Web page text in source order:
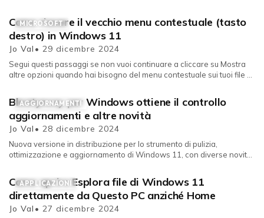
MICROSOFT
Come riavere il vecchio menu contestuale (tasto
destro) in Windows 11
Jo Val• 29 dicembre 2024
Segui questi passaggi se non vuoi continuare a cliccare su Mostra
altre opzioni quando hai bisogno del menu contestuale sui tuoi file di
AGGIORNAMENTI
Bloatynosy per Windows ottiene il controllo
aggiornamenti e altre novità
Jo Val• 28 dicembre 2024
Nuova versione in distribuzione per lo strumento di pulizia,
ottimizzazione e aggiornamento di Windows 11, con diverse novità.
APPLICAZIONI
Come aprire Esplora file di Windows 11
direttamente da Questo PC anziché Home
Jo Val• 27 dicembre 2024